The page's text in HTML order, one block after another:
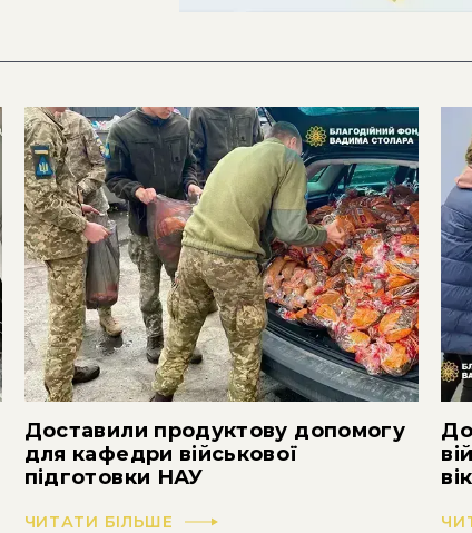
Доставили продуктову допомогу
для кафедри військової
підготовки НАУ
ЧИТАТИ БІЛЬШЕ